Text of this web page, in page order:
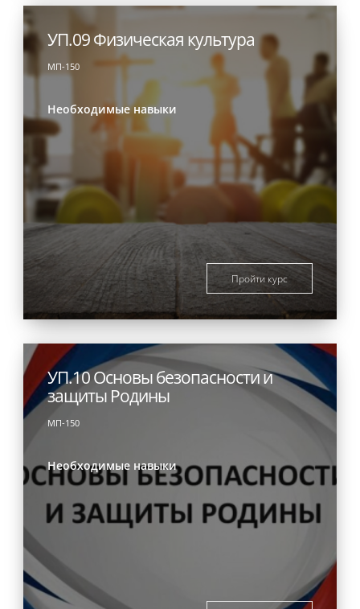
УП.09 Физическая культура
МП-150
Необходимые навыки
Пройти курс
УП.10 Основы безопасности и
защиты Родины
МП-150
Необходимые навыки